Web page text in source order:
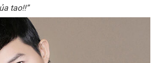
tao!!”